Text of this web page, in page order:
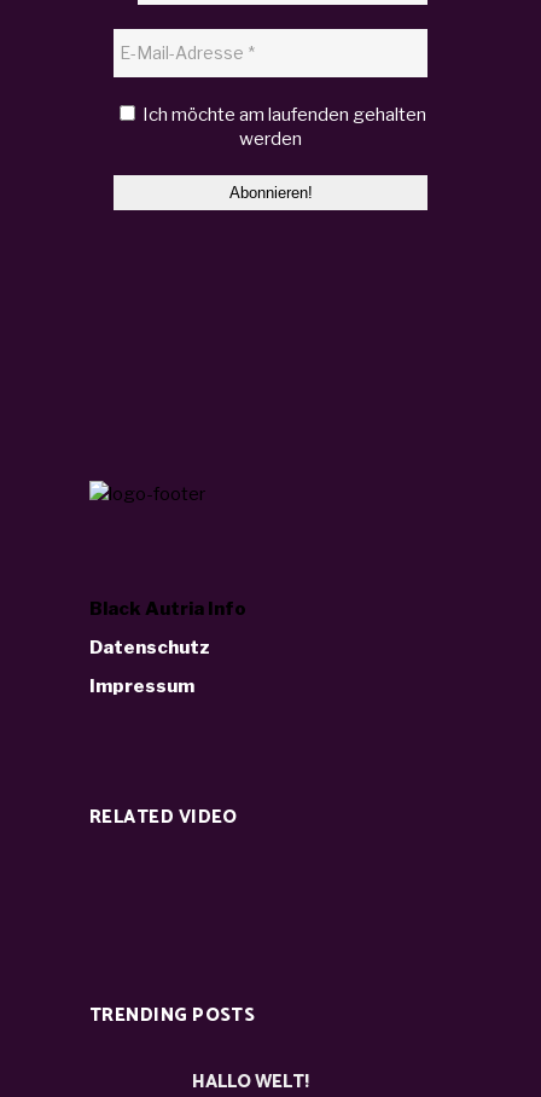
Ich möchte am laufenden gehalten
werden
Black Autria Info
Datenschutz
Impressum
RELATED VIDEO
TRENDING POSTS
HALLO WELT!